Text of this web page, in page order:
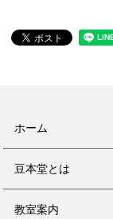
ホーム
豆本堂とは
教室案内